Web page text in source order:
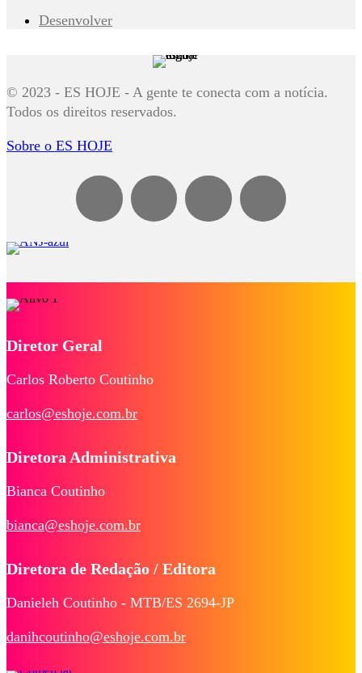
Desenvolver
© 2023 - ES HOJE - A gente te conecta com a notícia.
Todos os direitos reservados.
Sobre o ES HOJE
Diretor Geral
Carlos Roberto Coutinho
carlos@eshoje.com.br
Diretora Administrativa
Bianca Coutinho
bianca@eshoje.com.br
Diretora de Redação / Editora
Danieleh Coutinho - MTB/ES 2694-JP
danihcoutinho@eshoje.com.br